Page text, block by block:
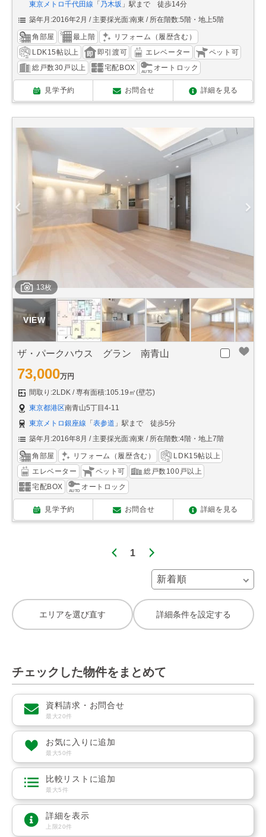
東京メトロ千代田線 「 乃木坂 」駅まで 徒歩14分
築年月:2016年2月
主要採光面:南東 所在階数:5階・地上5階
角部屋 最上階
リフォーム（履歴含む）
LDK15帖以上
即引渡可 エレベーター
ペット可
総戸数30戸以上
宅配BOX オートロック
見学予約 お問合せ 詳細を見る
13枚
ザ・パークハウス グラン 南青山
73,000万円
間取り:2LDK
専有面積:105.19㎡(壁芯)
東京都港区南青山5丁目4-11
東京メトロ銀座線 「 表参道 」駅まで 徒歩5分
築年月:2016年8月
主要採光面:南東 所在階数:4階・地上7階
角部屋 リフォーム（履歴含む）
LDK15帖以上
エレベーター
ペット可
総戸数100戸以上
宅配BOX
オートロック
見学予約 お問合せ 詳細を見る
1
エリアを選び直す 詳細条件を設定する
チェックした物件をまとめて
資料請求・お問合せ
最大20件
お気に入りに追加
最大50件
比較リストに追加
最大5件
詳細を表示
上限20件